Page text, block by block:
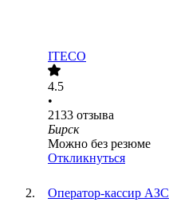
ITECO
4.5
•
2133 отзыва
Бирск
Можно без резюме
Откликнуться
Оператор-кассир АЗС